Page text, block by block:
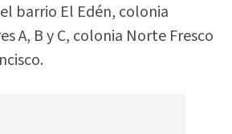
barrio El Edén, colonia
A, B y C, colonia Norte Fresco